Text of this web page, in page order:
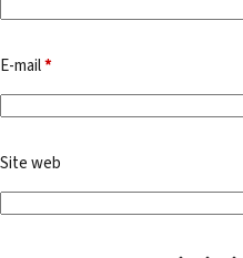
E-mail*
Site web